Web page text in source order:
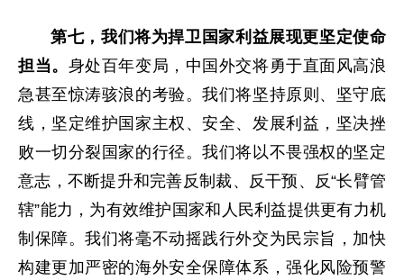
第七，我们将为捍卫国家利益展现更坚定使命
担当。 身处百年变局，中国外交将勇于直面风高浪
急甚至惊涛骇浪的考验。我们将坚持原则、坚守底
线，坚定维护国家主权、安全、发展利益，坚决挫
败一切分裂国家的行径。我们将以不畏强权的坚定
意志，不断提升和完善反制裁、反干预、反“长臂管
辖”能力，为有效维护国家和人民利益提供更有力机
制保障。我们将毫不动摇践行外交为民宗旨，加快
构建更加严密的海外安全保障体系，强化风险预警